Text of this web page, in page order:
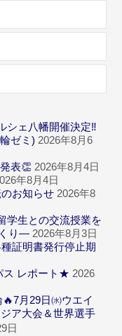
シェ八幡開催決定‼
ゼミ) 2026年8月6
表👏 2026年8月4日
年8月4日
お知らせ 2026年8
学生との交流授業を
り― 2026年8月3日
証明書発行停止期
ス レポート★ 2026
🔥7月29日㈬ウエイ
ア大会＆世界選手
日